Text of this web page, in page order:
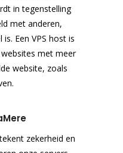
in tegenstelling
met anderen,
Een VPS host is
met meer
website, zoals
zekerheid en